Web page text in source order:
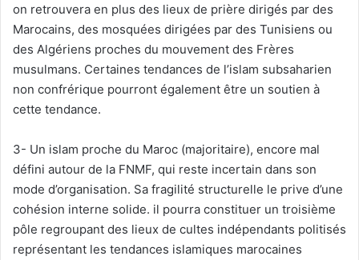
on retrouvera en plus des lieux de prière dirigés par des
Marocains, des mosquées dirigées par des Tunisiens ou
des Algériens proches du mouvement des Frères
musulmans. Certaines tendances de l’islam subsaharien
non confrérique pourront également être un soutien à
cette tendance.
3- Un islam proche du Maroc (majoritaire), encore mal
défini autour de la FNMF, qui reste incertain dans son
mode d’organisation. Sa fragilité structurelle le prive d’une
cohésion interne solide. il pourra constituer un troisième
pôle regroupant des lieux de cultes indépendants politisés
représentant les tendances islamiques marocaines